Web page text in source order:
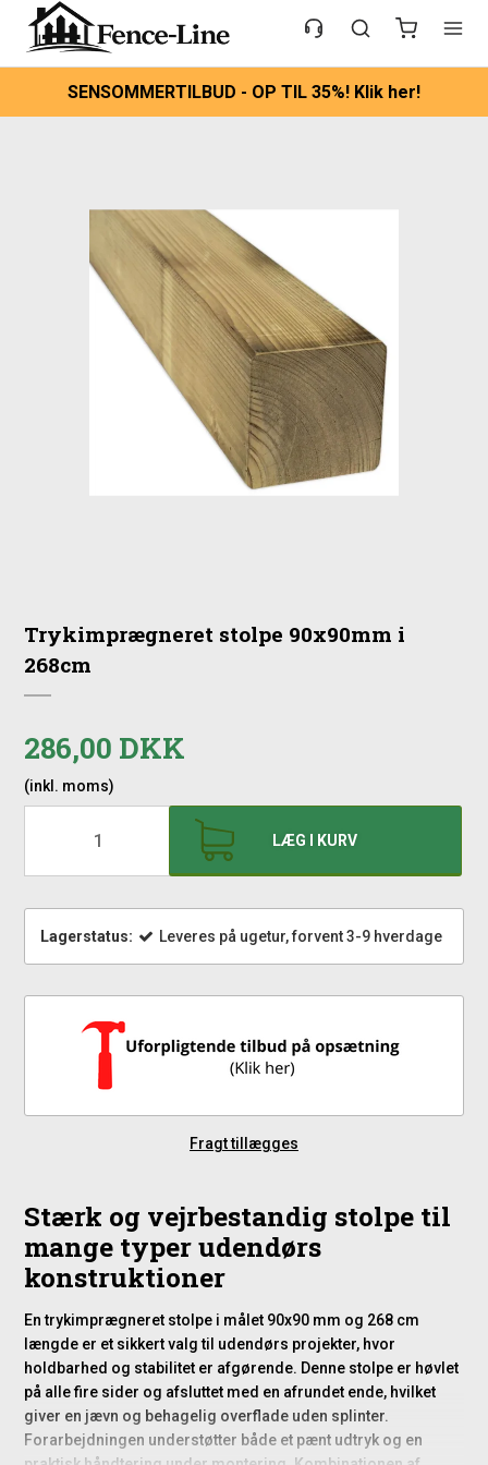
SENSOMMERTILBUD - OP TIL 35%! Klik her!
Trykimprægneret stolpe 90x90mm i
268cm
286,00 DKK
(inkl. moms)
LÆG I KURV
Lagerstatus: Leveres på ugetur, forvent 3-9 hverdage
Fragt tillægges
Stærk og vejrbestandig stolpe til
mange typer udendørs
konstruktioner
En trykimprægneret stolpe i målet 90x90 mm og 268 cm
længde er et sikkert valg til udendørs projekter, hvor
holdbarhed og stabilitet er afgørende. Denne stolpe er høvlet
på alle fire sider og afsluttet med en afrundet ende, hvilket
giver en jævn og behagelig overflade uden splinter.
Forarbejdningen understøtter både et pænt udtryk og en